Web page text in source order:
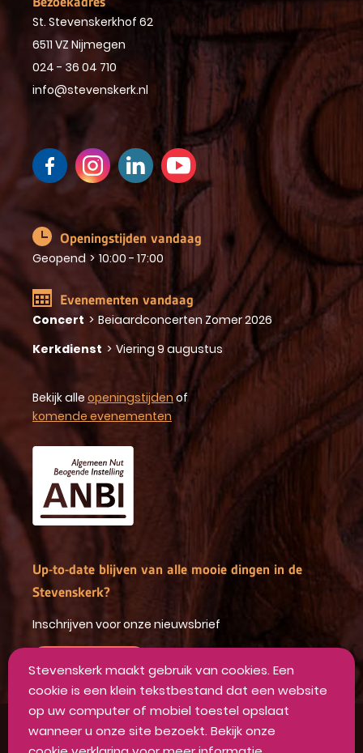
St. Stevenskerkhof 62
6511 VZ Nijmegen
024 - 36 04 710
info@stevenskerk.nl
Openingstijden vandaag
Geopend > 10:00 - 17:00
Evenementen vandaag
Concert > Beiaardconcerten Zomer 2026
Kerkdienst > Viering 9 augustus
Bekijk alle openingstijden of
komende evenementen
Up-to-date blijven van alle mooie dingen in de
Stevenskerk?
Inschrijven voor onze nieuwsbrief
Algemene voorwaarden
Stevenskerk maakt gebruik van cookies. Een
cookie is een klein tekstbestand dat een website
op uw computer of mobiel toestel opslaat
wanneer u onze site bezoekt. Bekijk onze